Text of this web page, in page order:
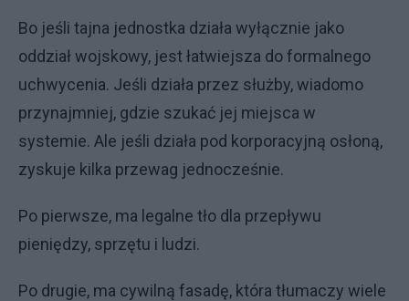
Bo jeśli tajna jednostka działa wyłącznie jako
oddział wojskowy, jest łatwiejsza do formalnego
uchwycenia. Jeśli działa przez służby, wiadomo
przynajmniej, gdzie szukać jej miejsca w
systemie. Ale jeśli działa pod korporacyjną osłoną,
zyskuje kilka przewag jednocześnie.
Po pierwsze, ma legalne tło dla przepływu
pieniędzy, sprzętu i ludzi.
Po drugie, ma cywilną fasadę, która tłumaczy wiele